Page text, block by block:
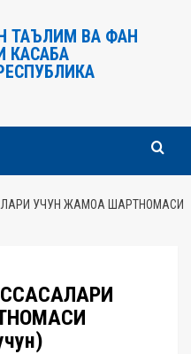
ТАЪЛИМ ВА ФАН
КАСАБА
УЧУН ЖАМОА ШАРТНОМАСИ